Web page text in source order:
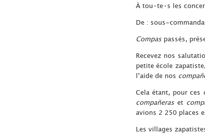
À tou•te•s les
De : sous-
Compaspassés,
Recevez nos
petite école
l’aide de nos
Cela étant, pour ces
compañeraset
avions 2 250 places
Les villages